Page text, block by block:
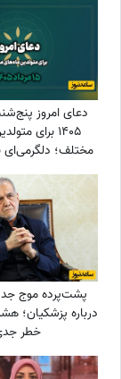
1405 برای
مختلف؛
که در آرزوها و
مانده
پشت‌پرده موج
درباره پزشکیان؛
خطر